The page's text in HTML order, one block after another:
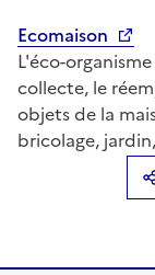
Ecomaison
L'éco-
collecte, le
objets de la
bricolage,